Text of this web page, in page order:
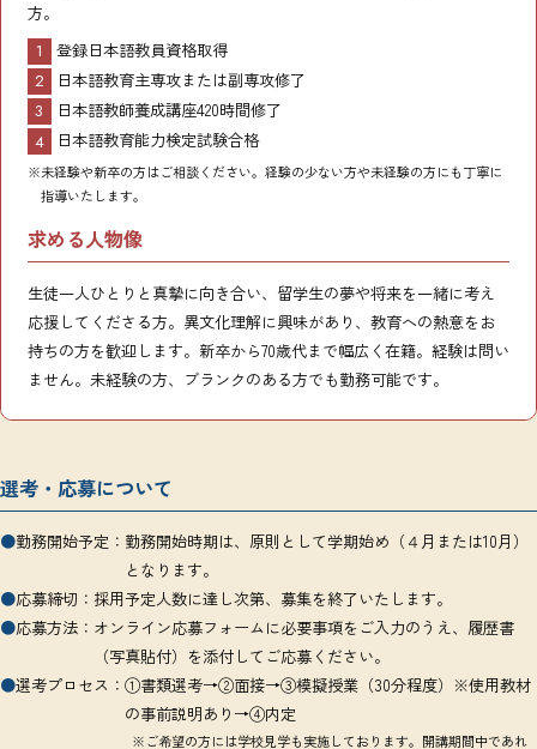
方。
登録日本語教員資格取得
日本語教育主専攻または副専攻修了
日本語教師養成講座420時間修了
日本語教育能力検定試験合格
※未経験や新卒の方はご相談ください。経験の少ない方や未経験の方にも丁寧に
指導いたします。
求める人物像
生徒一人ひとりと真摯に向き合い、留学生の夢や将来を一緒に考え
応援してくださる方。異文化理解に興味があり、教育への熱意をお
持ちの方を歓迎します。新卒から70歳代まで幅広く在籍。経験は問い
ません。未経験の方、ブランクのある方でも勤務可能です。
選考・応募について
●勤務開始予定： 勤務開始時期は、原則として学期始め（４月または10月）
となります。
●応募締切： 採用予定人数に達し次第、募集を終了いたします。
●応募方法： オンライン応募フォームに必要事項をご入力のうえ、履歴書
（写真貼付）を添付してご応募ください。
●選考プロセス： ①書類選考→②面接→③模擬授業（30分程度）※使用教材
の事前説明あり→④内定
※ご希望の方には学校見学も実施しております。開講期間中であれ